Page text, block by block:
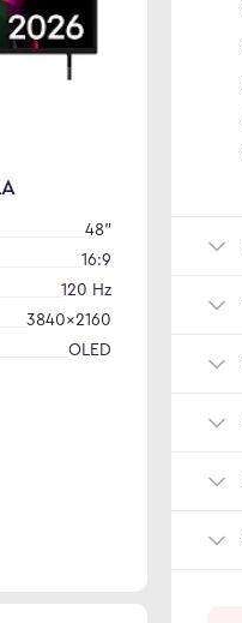
48"
16:9
120 Hz
3840×2160
OLED